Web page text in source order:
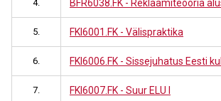
4. BFR6038.FK - Reklaamiteooria
5. FKI6001.FK - Välispraktika
6. FKI6006.FK - Sissejuhatus Eesti
7. FKI6007.FK - Suur ELU I